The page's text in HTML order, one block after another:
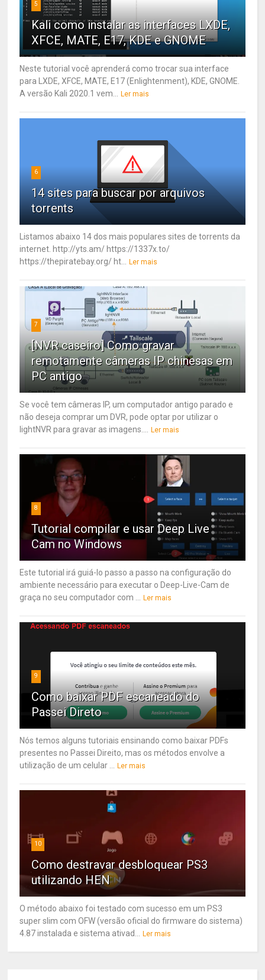
5
Kali como instalar as interfaces LXDE,
XFCE, MATE, E17, KDE e GNOME
Neste tutorial você aprenderá como trocar sua interface
para LXDE, XFCE, MATE, E17 (Enlightenment), KDE, GNOME.
A versão Kali 2020.1 vem...
Ler mais
6
14 sites para buscar por arquivos
torrents
Listamos abaixo 14 dos mais populares sites de torrents da
internet. http://yts.am/ https://1337x.to/
https://thepiratebay.org/ ht...
Ler mais
7
[NVR caseiro] Como gravar
remotamente câmeras IP chinesas em
PC antigo
Se você tem câmeras IP, um computador antigo parado e
não deseja comprar um DVR, pode optar por utilizar o
lightNVR para gravar as imagens....
Ler mais
8
Tutorial compilar e usar Deep Live
Cam no Windows
Este tutorial irá guiá-lo passo a passo na configuração do
ambiente necessário para executar o Deep-Live-Cam de
graça no seu computador com ...
Ler mais
9
Como baixar PDF escaneado do
Passei Direto
Nós temos alguns tutoriais ensinando como baixar PDFs
presentes no Passei Direito, mas os métodos envolve a
utilização de um celular ...
Ler mais
10
Como destravar desbloquear PS3
utilizando HEN
O método abaixo foi testado com sucesso em um PS3
super slim com OFW (versão oficial do firmware do sistema)
4.87 instalada e sistema ativad...
Ler mais